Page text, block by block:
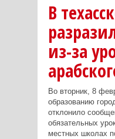
В
из-за
Во вторник, 8
образованию
отклонило
обязательных
местных школах